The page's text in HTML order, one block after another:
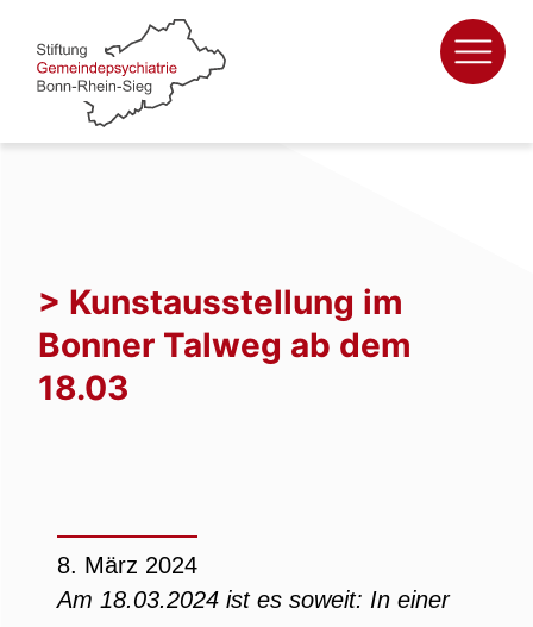
Zum
Inhalt
springen
> Kunstausstellung im
Bonner Talweg ab dem
18.03
8. März 2024
Am 18.03.2024 ist es soweit: In einer